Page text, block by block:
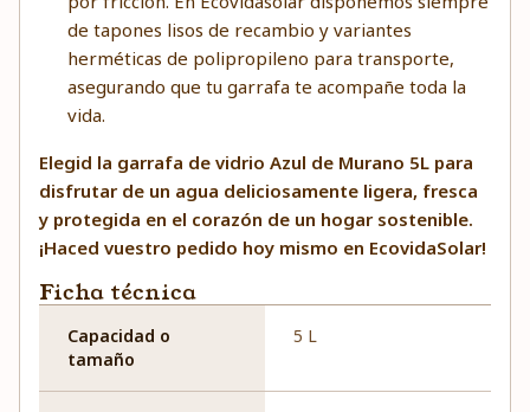
de tapones lisos de recambio y variantes
herméticas de polipropileno para transporte,
asegurando que tu garrafa te acompañe toda la
vida.
Elegid la garrafa de vidrio Azul de Murano 5L para
disfrutar de un agua deliciosamente ligera, fresca
y protegida en el corazón de un hogar sostenible.
¡Haced vuestro pedido hoy mismo en EcovidaSolar!
Ficha técnica
Capacidad o
tamaño
5 L